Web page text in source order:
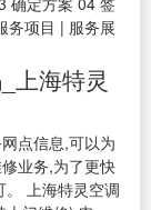
务项目 | 服务展
上海特灵
点信息,可以为
业务,为了更快
上海特灵空调